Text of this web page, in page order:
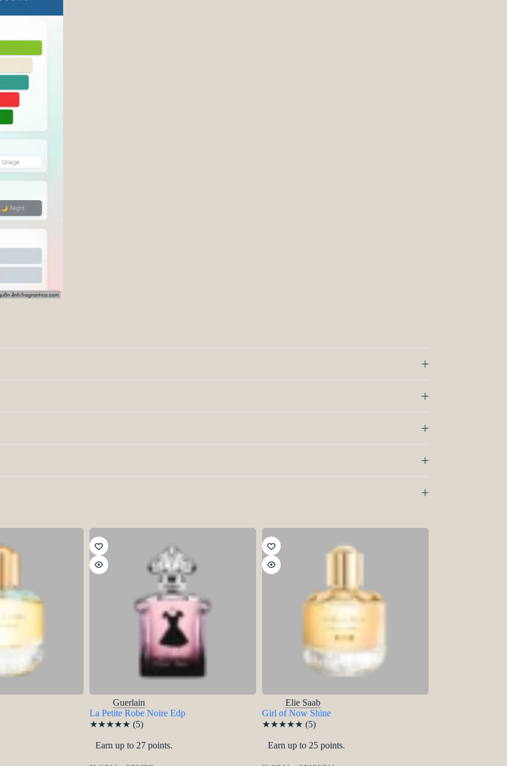
Guerlain
La Petite Robe Noire Edp
★★★★★ (5)
Earn up to 27 points.
Elie Saab
Girl of Now Shine
★★★★★ (5)
Earn up to 25 points.